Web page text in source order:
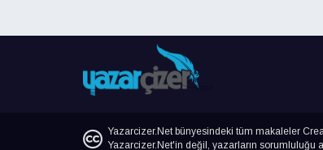
Yazarcizer.Net bünyesindeki tüm makaleler
Yazarcizer.Net'in değil, yazarların sorumluluğu